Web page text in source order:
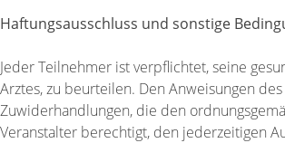
Haftungsausschluss und sonstige
Jeder Teilnehmer ist verpflichtet, seine
Arztes, zu beurteilen. Den Anweisungen
Zuwiderhandlungen, die den
Veranstalter berechtigt, den jederzeitigen